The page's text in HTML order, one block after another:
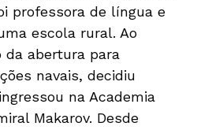
professora de língua e
escola rural. Ao
abertura para
navais, decidiu
na Academia
Makarov. Desde